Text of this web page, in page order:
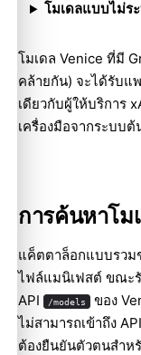
โมเดลแบบไม่ร
โมเดล Venice ที่มี
คล้ายกัน) จะได้รับแ
เดียวกับผู้ให้บริการ
เครื่องมือจากระบบต้
การค้นหาโม
แค็ตตาล็อกแบบรวม
ไฟล์แมนิเฟสต์ ขณะรั
API
/models ของ
ไม่สามารถเข้าถึง
ต้องยืนยันตัวตนสำห